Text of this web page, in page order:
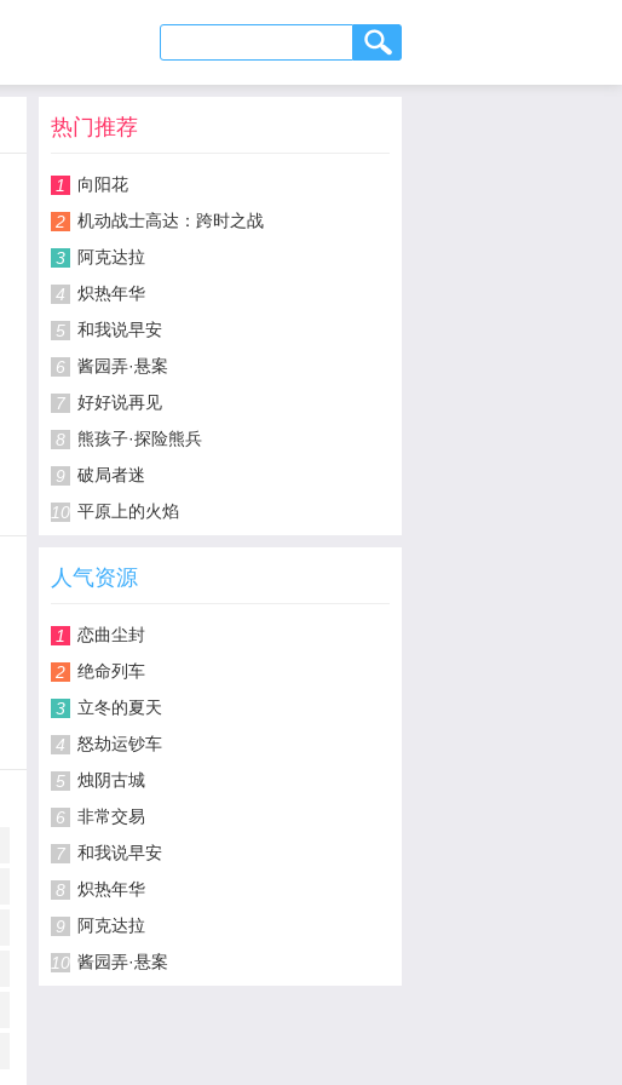
热门推荐
1
向阳花
2
机动战士高达：跨时之战
3
阿克达拉
4
炽热年华
5
和我说早安
6
酱园弄·悬案
7
好好说再见
8
熊孩子·探险熊兵
9
破局者迷
10 平原上的火焰
人气资源
1
恋曲尘封
2
绝命列车
3
立冬的夏天
4
怒劫运钞车
5
烛阴古城
6
非常交易
7
和我说早安
8
炽热年华
9
阿克达拉
10 酱园弄·悬案